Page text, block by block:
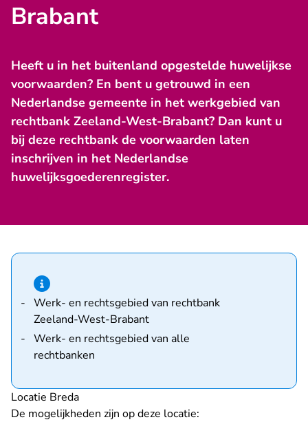
Brabant
Heeft u in het buitenland opgestelde huwelijkse
voorwaarden? En bent u getrouwd in een
Nederlandse gemeente in het werkgebied van
rechtbank Zeeland-West-Brabant? Dan kunt u
bij deze rechtbank de voorwaarden laten
inschrijven in het Nederlandse
huwelijksgoederenregister.
Hint van type informatie
Werk- en rechtsgebied van rechtbank
Zeeland-West-Brabant
Werk- en rechtsgebied van alle
rechtbanken
Locatie Breda
De mogelijkheden zijn op deze locatie: